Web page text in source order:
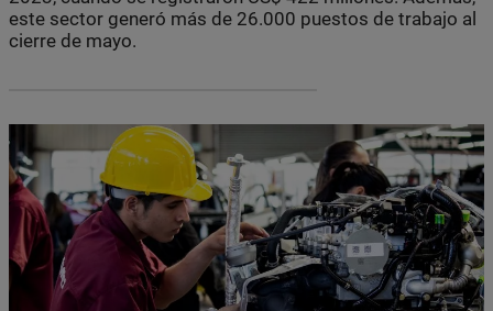
este sector generó más de 26.000 puestos de trabajo al
cierre de mayo.